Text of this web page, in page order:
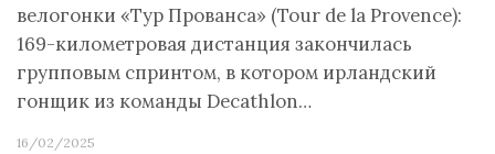
велогонки «Тур Прованса» (Tour de la Provence):
169-километровая дистанция закончилась
групповым спринтом, в котором ирландский
гонщик из команды Decathlon…
16/02/2025